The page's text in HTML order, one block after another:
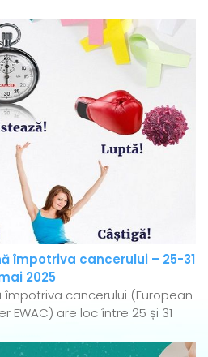
împotriva cancerului – 25-31
2025
cancerului (European
EWAC) are loc între 25 și 31